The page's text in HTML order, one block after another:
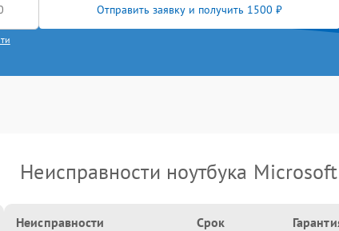
Отправить заявку и получить 1500 ₽
Неисправности ноутбука Microsoft
Неисправности Срок